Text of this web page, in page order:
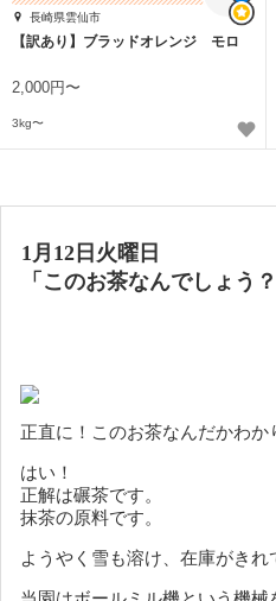
長崎県雲仙市
【訳あり】ブラッドオレンジ モロ
2,000円〜
3kg〜
1月12日火曜日
「このお茶なんでしょう？
正直に！このお茶なんだかわか
はい！
正解は碾茶です。
抹茶の原料です。
ようやく雪も溶け、在庫がき